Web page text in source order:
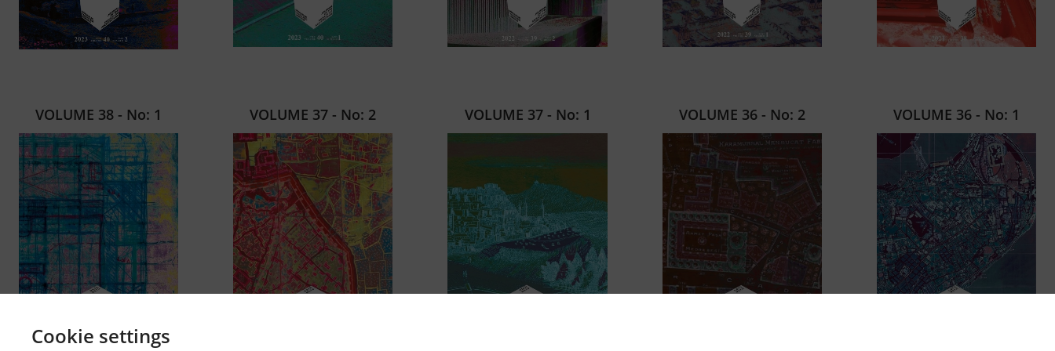
VOLUME 38 - No: 1 VOLUME 37 - No: 2 VOLUME 37 - No: 1 VOLUME 36 - No: 2 VOLUME 36 - No: 1
Cookie settings